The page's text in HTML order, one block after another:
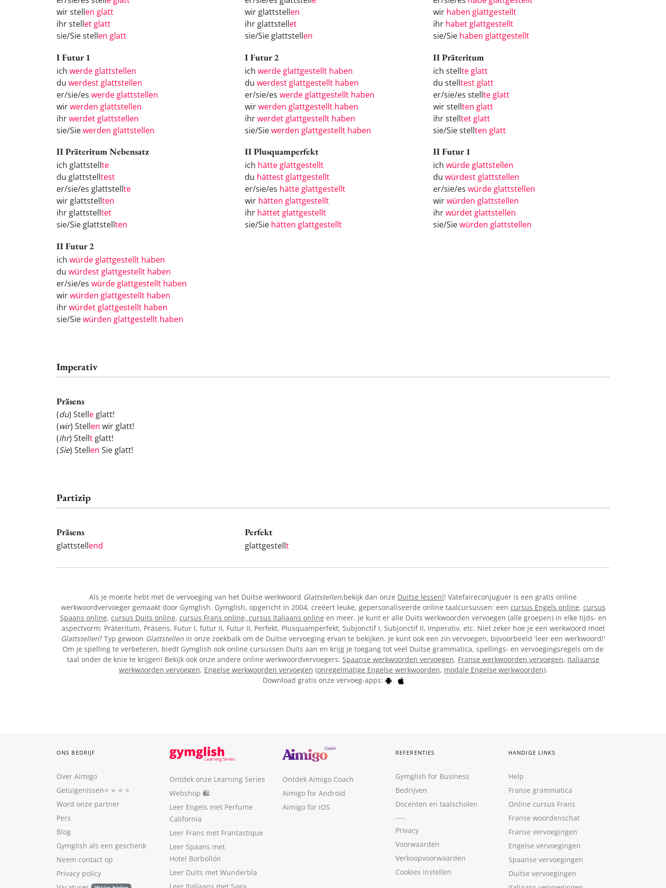
wir stellen glatt
ihr stellet glatt
sie/Sie stellen glatt
wir glattstellen
ihr glattstellet
sie/Sie glattstellen
wir haben glattgestellt
ihr habet glattgestellt
sie/Sie haben glattgestellt
I Futur 1
ich werde glattstellen
du werdest glattstellen
er/sie/es werde glattstellen
wirwerden glattstellen
ihrwerdet glattstellen
sie/Siewerden glattstellen
I Futur 2
ich werde glattgestellt haben
du werdest glattgestellt haben
er/sie/es werde glattgestellt haben
wirwerden glattgestellt haben
ihrwerdet glattgestellt haben
sie/Siewerden glattgestellt haben
II Präteritum
ich stellte glatt
du stelltest glatt
er/sie/es stellte glatt
wir stellten glatt
ihr stelltet glatt
sie/Sie stellten glatt
II Präteritum Nebensatz
ich glattstellte
du glattstelltest
er/sie/es glattstellte
wir glattstellten
ihr glattstelltet
sie/Sie glattstellten
II Plusquamperfekt
ich hätte glattgestellt
du hättest glattgestellt
er/sie/es hätte glattgestellt
wir hätten glattgestellt
ihr hättet glattgestellt
sie/Sie hätten glattgestellt
II Futur 1
ich würde glattstellen
du würdest glattstellen
er/sie/es würde glattstellen
wirwürden glattstellen
ihrwürdet glattstellen
sie/Siewürden glattstellen
II Futur 2
ich würde glattgestellt haben
du würdest glattgestellt haben
er/sie/es würde glattgestellt haben
wirwürden glattgestellt haben
ihrwürdet glattgestellt haben
sie/Siewürden glattgestellt haben
Imperativ
Präsens
(du) Stelle glatt!
(wir) Stellen wir glatt!
(ihr) Stellt glatt!
(Sie) Stellen Sie glatt!
Partizip
Präsens
glattstellend
Perfekt
glattgestellt
Als je moeite hebt met de vervoeging van het Duitse werkwoord Glattstellen,bekijk dan onze Duitse lessen!! Vatefaireconjuguer is een gratis online
werkwoordvervoeger gemaakt door Gymglish. Gymglish, opgericht in 2004, creëert leuke, gepersonaliseerde online taalcursussen: een cursus Engels online, cursus
Spaans online, cursus Duits online, cursus Frans online, cursus Italiaans online en meer. Je kunt er alle Duits werkwoorden vervoegen (alle groepen) in elke tijds- en
aspectvorm: Präteritum, Präsens, Futur I, futur II, Futur II, Perfekt, Plusquamperfekt, Subjonctif I, Subjonctif II, Imperativ, etc. Niet zeker hoe je een werkwoord moet
Glattstellen? Typ gewoon Glattstellen in onze zoekbalk om de Duitse vervoeging ervan te bekijken. Je kunt ook een zin vervoegen, bijvoorbeeld 'leer een werkwoord!'
Om je spelling te verbeteren, biedt Gymglish ook online cursussen Duits aan en krijg je toegang tot veel Duitse grammatica, spellings- en vervoegingsregels om de
taal onder de knie te krijgen! Bekijk ook onze andere online werkwoordvervoegers: Spaanse werkwoorden vervoegen, Franse werkwoorden vervoegen, Italiaanse
werkwoorden vervoegen, Engelse werkwoorden vervoegen (onregelmatige Engelse werkwoorden, modale Engelse werkwoorden).
Download gratis onze vervoeg-apps:
ONS BEDRIJF
Over Aimigo
Getuigenissen⭐️ ⭐️ ⭐️ ⭐️
Word onze partner
Pers
Blog
Gymglish als een geschenk
Neem contact op
Privacy policy
Ontdek onze Learning Series
Webshop 🛍
Leer Engels met Perfume
California
Leer Frans met Frantastique
Leer Spaans met
Hotel Borbollón
Leer Duits met Wunderbla
Ontdek Aimigo Coach
Aimigo for Android
Aimigo for iOS
REFERENTIES
Gymglish for Business
Bedrijven
Docenten en taalscholen
----
Privacy
Voorwaarden
Verkoopvoorwaarden
Cookies instellen
HANDIGE LINKS
Help
Franse grammatica
Online cursus Frans
Franse woordenschat
Franse vervoegingen
Engelse vervoegingen
Spaanse vervoegingen
Duitse vervoegingen